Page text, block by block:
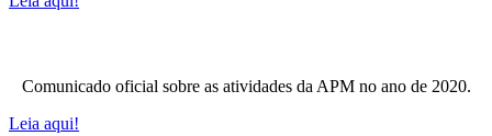
Comunicado oficial sobre as atividades da APM no ano de 2020.
Leia aqui!